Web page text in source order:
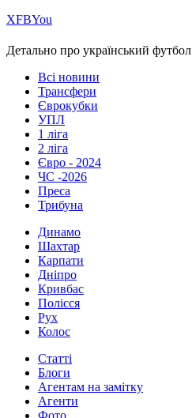
ХFBYou
Детально про український футбол
Всі новини
Трансфери
Єврокубки
УПЛ
1 ліга
2 ліга
Євро - 2024
ЧС -2026
Преса
Трибуна
Динамо
Шахтар
Карпати
Дніпро
Кривбас
Полісся
Рух
Колос
Статті
Блоги
Агентам на замітку
Агенти